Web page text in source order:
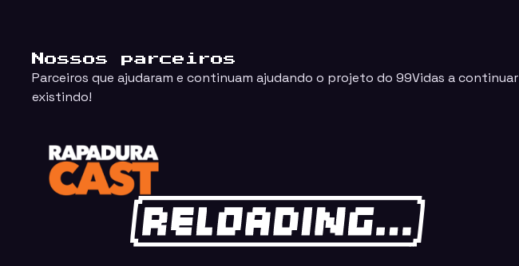
Nossos parceiros
Parceiros que ajudaram e continuam ajudando o projeto do 99Vidas a continuar
existindo!